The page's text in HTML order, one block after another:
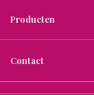
Producten
Contact